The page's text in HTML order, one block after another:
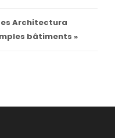
Architectura
bâtiments »